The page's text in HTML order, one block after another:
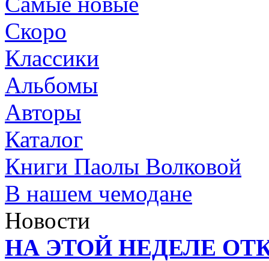
Скоро
Классики
Альбомы
Авторы
Каталог
Книги Паолы Волковой
В нашем чемодане
Новости
НА ЭТОЙ НЕДЕЛЕ